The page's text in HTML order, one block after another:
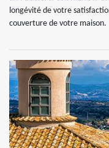
longévité de votre
couverture de votre maison.